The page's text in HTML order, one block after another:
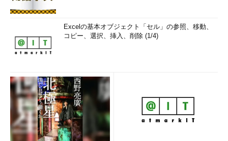
Excelの基本オブジェクト「セル」の参照、移動、
コピー、選択、挿入、削除 (1/4)